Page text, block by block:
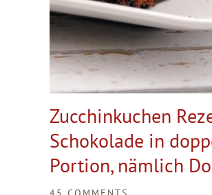
Zucchinkuchen
Schokolade in
Portion, nämlich